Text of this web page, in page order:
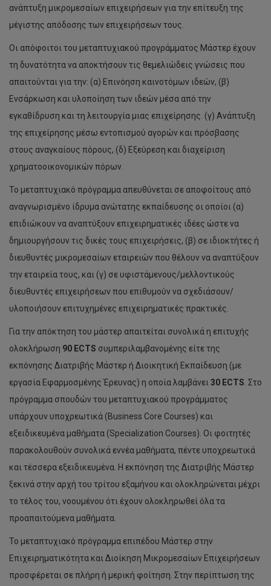
ανάπτυξη μικρομεσαίων επιχειρήσεων για την επίτευξη της
μέγιστης απόδοσης των επιχειρήσεων τους.
Οι απόφοιτοι του μεταπτυχιακού προγράμματος Μάστερ έχουν
τη δυνατότητα να αποκτήσουν τις θεμελιώδεις γνώσεις που
απαιτούνται για την: (α) Επινόηση καινοτόμων ιδεών, (β)
Ενσάρκωση και υλοποίηση των ιδεών μέσα από την
εγκαθίδρυση και τη λειτουργία μιας επιχείρησης. (γ) Ανάπτυξη
της επιχείρησης μέσω εντοπισμού αγορών και πρόσβασης
στους αναγκαίους πόρους, (δ) Εξεύρεση και διαχείριση
χρηματοοικονομικών πόρων.
Το μεταπτυχιακό πρόγραμμα απευθύνεται σε αποφοίτους από
αναγνωρισμένο ίδρυμα ανώτατης εκπαίδευσης οι οποίοι (α)
επιδιώκουν να αναπτύξουν επιχειρηματικές ιδέες ώστε να
δημιουργήσουν τις δικές τους επιχειρήσεις, (β) σε ιδιοκτήτες ή
διευθυντές μικρομεσαίων εταιρειών που θέλουν να αναπτύξουν
την εταιρεία τους, και (γ) σε υφιστάμενους/μελλοντικούς
διευθυντές επιχειρήσεων που επιθυμούν να σχεδιάσουν/
υλοποιήσουν επιτυχημένες επιχειρηματικές πρακτικές.
Για την απόκτηση του μάστερ απαιτείται συνολικά η επιτυχής
ολοκλήρωση 90 ECTS συμπεριλαμβανομένης είτε της
εκπόνησης Διατριβής Μάστερ ή Διοικητική Εκπαίδευση (με
εργασία Εφαρμοσμένης Έρευνας) η οποία λαμβάνει 30 ECTS . Στο
πρόγραμμα σπουδών του μεταπτυχιακού προγράμματος
υπάρχουν υποχρεωτικά (Business Core Courses) και
εξειδικευμένα μαθήματα (Specialization Courses). Οι φοιτητές
παρακολουθούν συνολικά εννέα μαθήματα, πέντε υποχρεωτικά
και τέσσερα εξειδικευμένα. Η εκπόνηση της Διατριβής Μάστερ
ξεκινά στην αρχή του τρίτου εξαμήνου και ολοκληρώνεται μέχρι
το τέλος του, νοουμένου ότι έχουν ολοκληρωθεί όλα τα
προαπαιτούμενα μαθήματα.
Το μεταπτυχιακό πρόγραμμα επιπέδου Μάστερ στην
Επιχειρηματικότητα και Διοίκηση Μικρομεσαίων Επιχειρήσεων
προσφέρεται σε πλήρη ή μερική φοίτηση. Στην περίπτωση της